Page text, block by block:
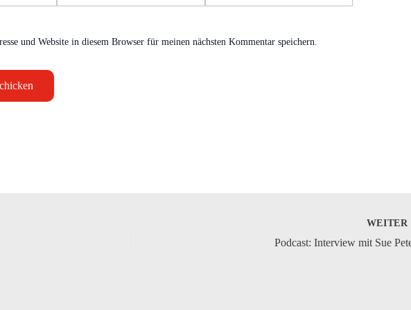
und Website in diesem Browser für meinen nächsten Kommentar speichern.
WEITER
Podcast: Interview mit Sue